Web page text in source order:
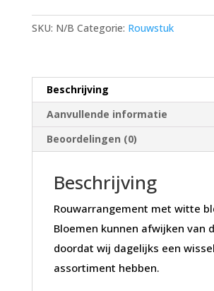
SKU: N/B Categorie: Rouwstuk
Beschrijving
Aanvullende informatie
Beoordelingen (0)
Beschrijving
Rouwarrangement met witte
Bloemen kunnen afwijken van
doordat wij dagelijks een
assortiment hebben.